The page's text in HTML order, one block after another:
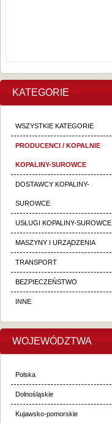
KATEGORIE
WSZYSTKIE KATEGORIE
PRODUCENCI / KOPALNIE
KOPALINY-SUROWCE
DOSTAWCY KOPALINY-
SUROWCE
USŁUGI KOPALINY-SUROWCE
MASZYNY I URZĄDZENIA
TRANSPORT
BEZPIECZEŃSTWO
INNE
WOJEWÓDZTWA
Polska
Dolnośląskie
Kujawsko-pomorskie